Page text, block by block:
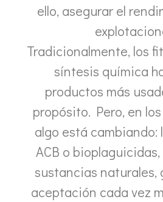
ello, asegurar el
Tradicionalmente, los
síntesis química
productos más
propósito. Pero, en
algo está cambiando:
ACB o
sustancias naturales,
aceptación cada vez